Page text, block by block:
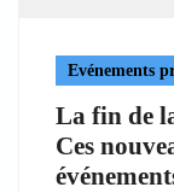
Evénements
La fin de
Ces